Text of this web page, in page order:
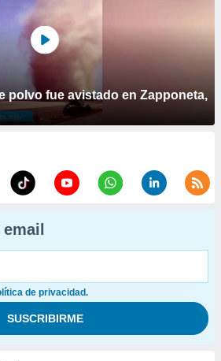
polvo fue avistado en Zapponeta,
de privacidad.